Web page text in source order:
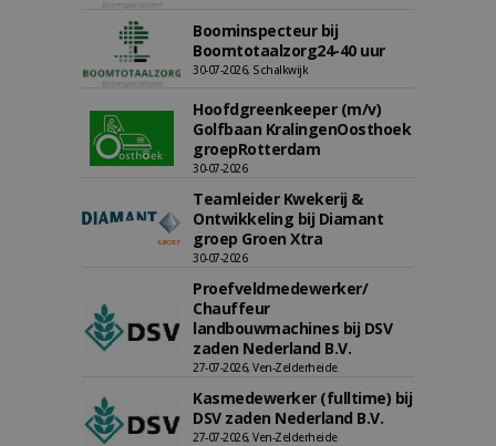
Boominspecteur bij
Boomtotaalzorg24-40 uur
30-07-2026, Schalkwijk
Hoofdgreenkeeper (m/v)
Golfbaan KralingenOosthoek
groepRotterdam
30-07-2026
Teamleider Kwekerij &
Ontwikkeling bij Diamant
groep Groen Xtra
30-07-2026
Proefveldmedewerker/
Chauffeur
landbouwmachines bij DSV
zaden Nederland B.V.
27-07-2026, Ven-Zelderheide
Kasmedewerker (fulltime) bij
DSV zaden Nederland B.V.
27-07-2026, Ven-Zelderheide